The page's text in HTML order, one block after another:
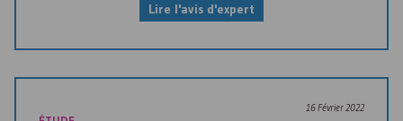
Lire l'avis d'expert
16 Février 2022